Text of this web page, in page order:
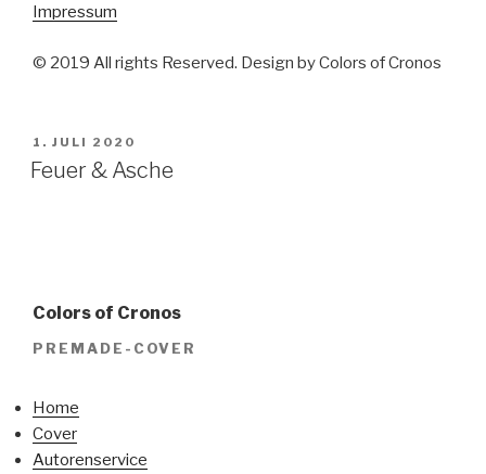
Impressum
© 2019 All rights Reserved. Design by Colors of Cronos
VERÖFFENTLICHT
AM
1. JULI 2020
Feuer & Asche
Colors of Cronos
PREMADE-COVER
Home
Cover
Autorenservice